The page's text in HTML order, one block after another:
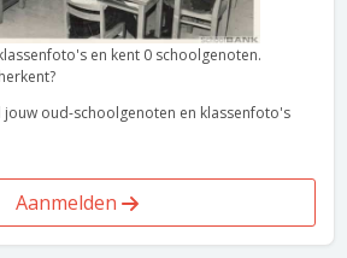
en kent 0 schoolgenoten.
jouw oud-schoolgenoten en klassenfoto's
Aanmelden